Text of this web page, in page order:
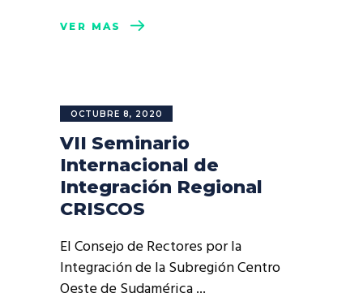
VER MÁS
OCTUBRE 8, 2020
VII Seminario
Internacional de
Integración Regional
CRISCOS
El Consejo de Rectores por la
Integración de la Subregión Centro